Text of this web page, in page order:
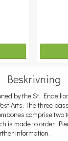
Beskrivning
by the St.
Arts. The three
comprise two
is made to order.
information.